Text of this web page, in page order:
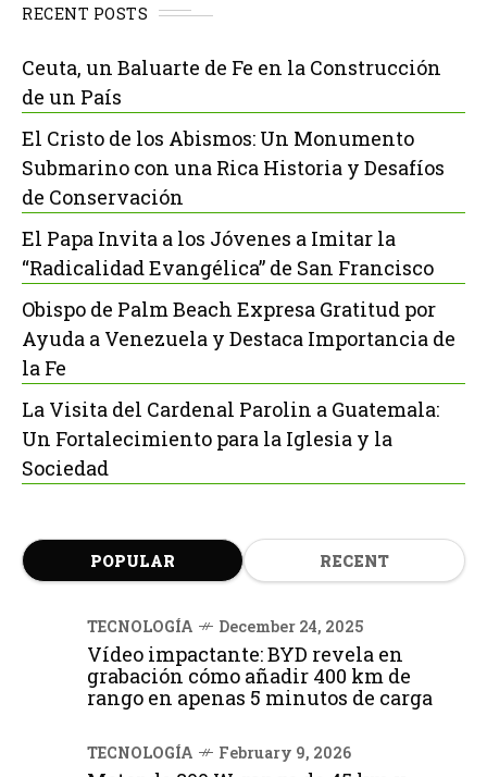
RECENT POSTS
Ceuta, un Baluarte de Fe en la Construcción
de un País
El Cristo de los Abismos: Un Monumento
Submarino con una Rica Historia y Desafíos
de Conservación
El Papa Invita a los Jóvenes a Imitar la
“Radicalidad Evangélica” de San Francisco
Obispo de Palm Beach Expresa Gratitud por
Ayuda a Venezuela y Destaca Importancia de
la Fe
La Visita del Cardenal Parolin a Guatemala:
Un Fortalecimiento para la Iglesia y la
Sociedad
POPULAR RECENT
TECNOLOGÍA December 24, 2025
Vídeo impactante: BYD revela en
grabación cómo añadir 400 km de
rango en apenas 5 minutos de carga
TECNOLOGÍA February 9, 2026